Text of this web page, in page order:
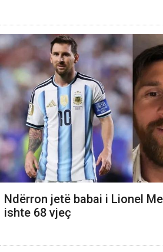
Ndërron jetë babai i Lionel
ishte 68 vjeç